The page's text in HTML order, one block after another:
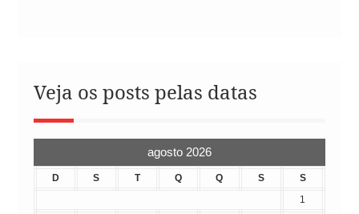
Veja os posts pelas datas
agosto 2026
D S T Q Q S
S
1